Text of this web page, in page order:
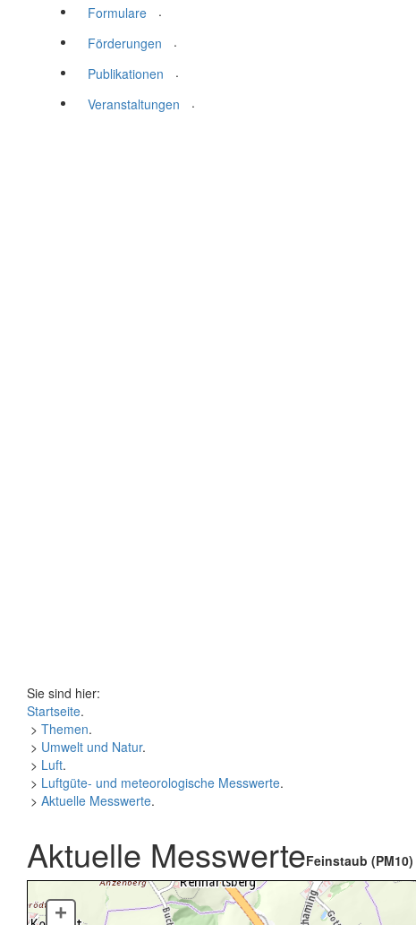
Formulare
.
Förderungen
.
Publikationen
.
Veranstaltungen
.
Sie sind hier:
Startseite.
> Themen.
> Umwelt und Natur.
> Luft.
> Luftgüte- und meteorologische Messwerte.
> Aktuelle Messwerte.
Aktuelle MesswerteFeinstaub (PM10)
+